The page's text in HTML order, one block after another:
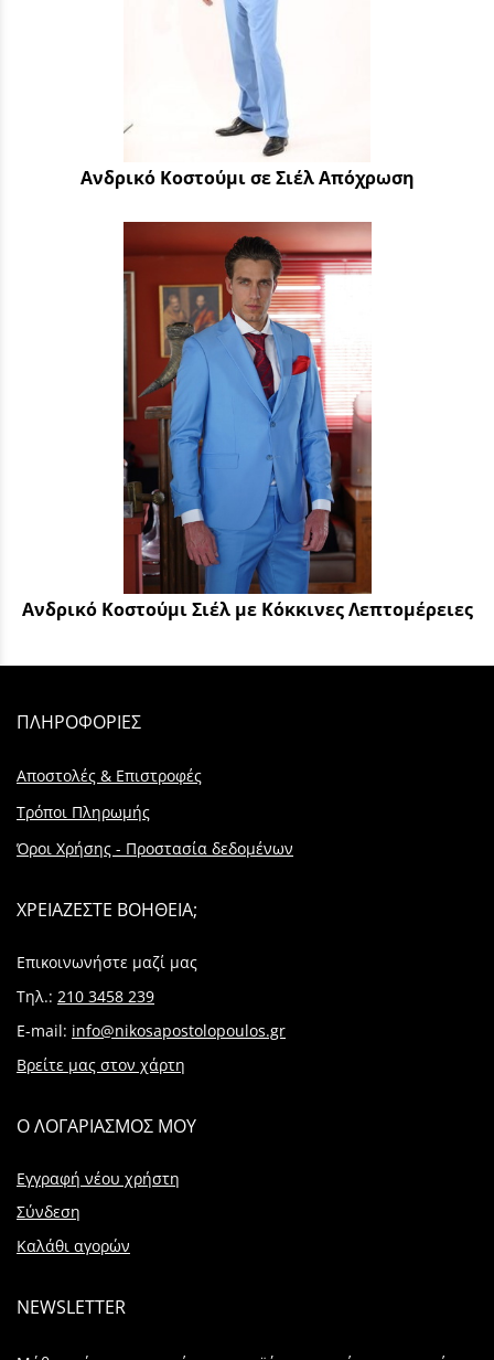
Ανδρικό Κοστούμι σε Σιέλ Απόχρωση
Ανδρικό Κοστούμι Σιέλ με Κόκκινες Λεπτομέρειες
ΠΛΗΡΟΦΟΡΙΕΣ
Αποστολές & Επιστροφές
Τρόποι Πληρωμής
Όροι Χρήσης - Προστασία δεδομένων
ΧΡΕΙΑΖΕΣΤΕ ΒΟΗΘΕΙΑ;
Επικοινωνήστε μαζί μας
Τηλ.: 210 3458 239
E-mail: info@nikosapostolopoulos.gr
Βρείτε μας στον χάρτη
Ο ΛΟΓΑΡΙΑΣΜΟΣ ΜΟΥ
Εγγραφή νέου χρήστη
Σύνδεση
Καλάθι αγορών
NEWSLETTER